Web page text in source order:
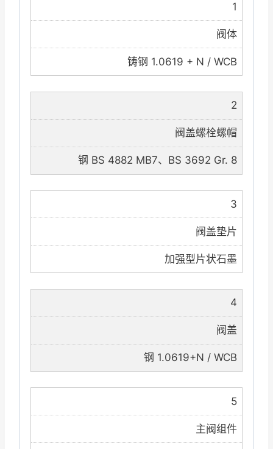
1
阀体
铸钢 1.0619 + N / WCB
2
阀盖螺栓螺帽
钢 BS 4882 MB7、BS 3692 Gr. 8
3
阀盖垫片
加强型片状石墨
4
阀盖
钢 1.0619+N / WCB
5
主阀组件